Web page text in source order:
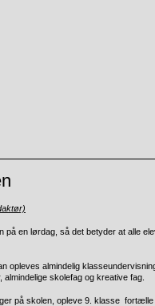
på en lørdag, så det betyder at alle
opleves almindelig
skolefag og kreative fag.
på skolen, opleve 9. klasse